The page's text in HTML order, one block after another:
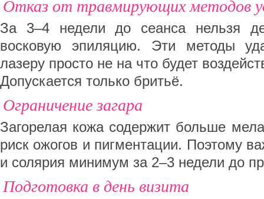
Отказ от травмирующих методов
За 3–4 недели до сеанса нельзя
восковую эпиляцию. Эти методы
лазеру просто не на что будет
Допускается только бритьё.
Ограничение загара
Загорелая кожа содержит больше
риск ожогов и пигментации. Поэтому
и солярия минимум за 2–3 недели до
Подготовка в день визита